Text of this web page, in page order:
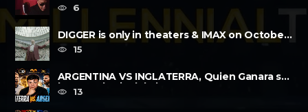
6
DIGGER is only in theaters & IMAX on October
2, 2026
15
ARGENTINA VS INGLATERRA, Quien Ganara su
lugar?, a la Final de la FIFA......
13